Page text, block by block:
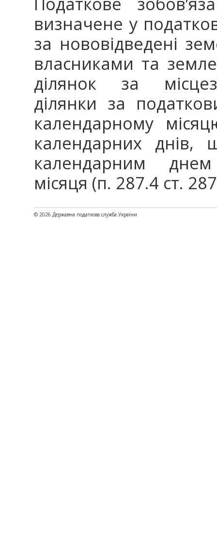
визначене у
за нововідведені
власниками та
ділянок за
ділянки за
календарному
календарних днів,
календарним днем
місяця (п. 287.4 ст.
© 2026 Державна податкова служба України